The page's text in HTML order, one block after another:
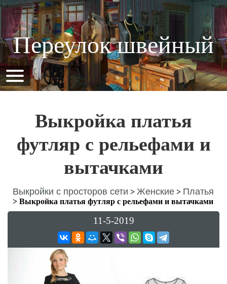
Переулок швейный
Выкройка платья
футляр с рельефами и
вытачками
Выкройки с просторов сети > Женские > Платья
> Выкройка платья футляр с рельефами и вытачками
11-5-2019